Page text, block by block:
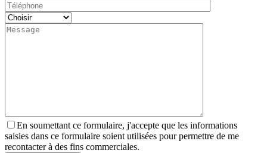
En soumettant ce formulaire, j'accepte que les informations
saisies dans ce formulaire soient utilisées pour permettre de me
recontacter à des fins commerciales.